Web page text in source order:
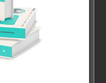
– Pôle Éco-